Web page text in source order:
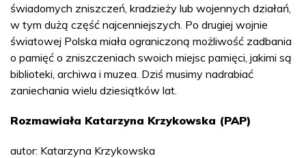
świadomych zniszczeń, kradzieży lub wojennych działań,
w tym dużą część najcenniejszych. Po drugiej wojnie
światowej Polska miała ograniczoną możliwość zadbania
o pamięć o zniszczeniach swoich miejsc pamięci, jakimi są
biblioteki, archiwa i muzea. Dziś musimy nadrabiać
zaniechania wielu dziesiątków lat.
Rozmawiała Katarzyna Krzykowska (PAP)
autor: Katarzyna Krzykowska